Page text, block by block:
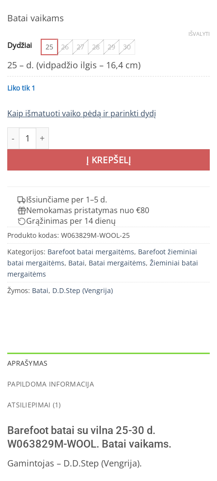
Batai vaikams
Dydžiai 25 26 27 28 29 30
IŠVALYTI
25 – d. (vidpadžio ilgis – 16,4 cm)
Liko tik 1
Kaip išmatuoti vaiko pėdą ir parinkti dydį
produkto kiekis: Barefoot batai su vilna 25-30 d.
Į KREPŠELĮ
Išsiunčiame per 1–5 d.
Nemokamas pristatymas nuo €80
Grąžinimas per 14 dienų
Produkto kodas: W063829M-WOOL-25
Kategorijos: Barefoot batai mergaitėms, Barefoot žieminiai
batai mergaitėms, Batai, Batai mergaitėms, Žieminiai batai
mergaitėms
Žymos: Batai, D.D.Step (Vengrija)
APRAŠYMAS
PAPILDOMA INFORMACIJA
ATSILIEPIMAI (1)
Barefoot batai su vilna 25-30 d.
W063829M-WOOL. Batai vaikams.
Gamintojas – D.D.Step (Vengrija).